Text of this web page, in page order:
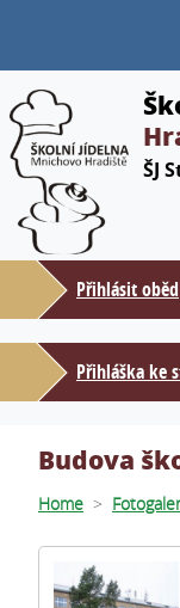
ŠJ
Přihlásit oběd
Přihláška ke
Budova
Home >